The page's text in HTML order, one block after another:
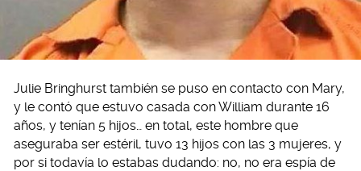
Julie Bringhurst también se puso en contacto con Mary,
y le contó que estuvo casada con William durante 16
años, y tenían 5 hijos… en total, este hombre que
aseguraba ser estéril, tuvo 13 hijos con las 3 mujeres, y
por si todavía lo estabas dudando: no, no era espía de